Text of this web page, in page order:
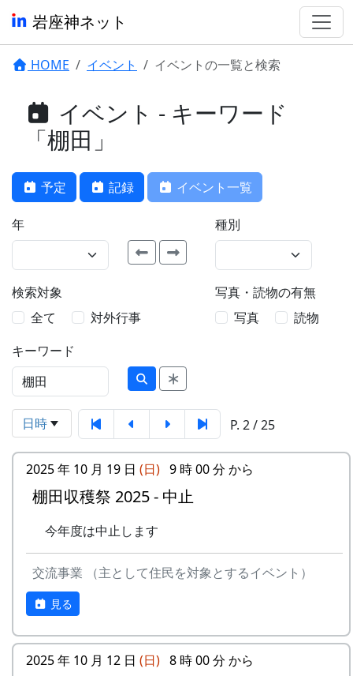
岩座神ネット
HOME イベント イベントの一覧と検索
イベント - キーワード
「棚田」
予定 記録 イベント一覧
年 種別
検索対象
全て
対外行事
写真・読物の有無
写真
読物
キーワード
日時 P. 2 / 25
2025 年 10 月 19 日 (日) 9 時 00 分 から
棚田収穫祭 2025 - 中止
今年度は中止します
交流事業 （主として住民を対象とするイベント）
見る
2025 年 10 月 12 日 (日) 8 時 00 分 から